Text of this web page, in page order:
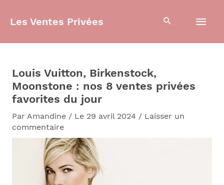
Les Ventes Privées
Louis Vuitton, Birkenstock,
Moonstone : nos 8 ventes privées
favorites du jour
Par Amandine / Le 29 avril 2024 / Laisser un
commentaire